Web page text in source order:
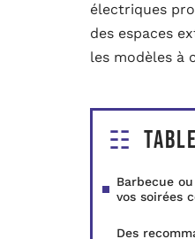
électriques
des espaces
les modèles à
Barbecue
vos soirées
Des